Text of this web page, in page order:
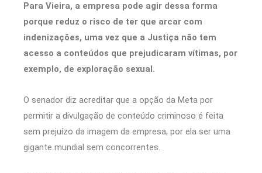
Para Vieira, a empresa pode agir dessa forma
porque reduz o risco de ter que arcar com
indenizações, uma vez que a Justiça não tem
acesso a conteúdos que prejudicaram vítimas, por
exemplo, de exploração sexual.
O senador diz acreditar que a opção da Meta por
permitir a divulgação de conteúdo criminoso é feita
sem prejuízo da imagem da empresa, por ela ser uma
gigante mundial sem concorrentes.